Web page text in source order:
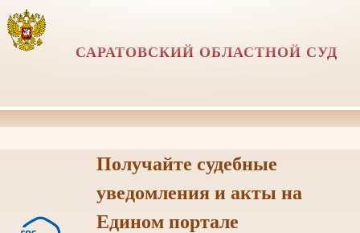
САРАТОВСКИЙ ОБЛАСТНОЙ СУД
Получайте судебные
уведомления и акты на
Едином портале